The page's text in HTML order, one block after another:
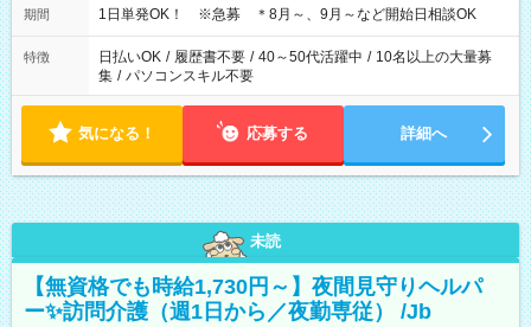
期間 1日単発OK！ ※急募 ＊8月～、9月～など開始日相談OK
特徴 日払いOK / 履歴書不要 / 40～50代活躍中 / 10名以上の大量募
集 / パソコンスキル不要
気になる！ 応募する 詳細へ
未読
【無資格でも時給1,730円～】夜間見守りヘルパ
ー✨訪問介護（週1日から／夜勤専従） /Jb